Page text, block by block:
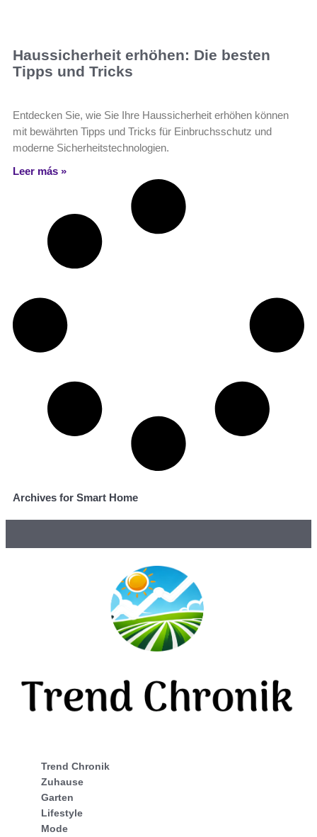
Haussicherheit erhöhen: Die besten
Tipps und Tricks
Entdecken Sie, wie Sie Ihre Haussicherheit erhöhen können
mit bewährten Tipps und Tricks für Einbruchsschutz und
moderne Sicherheitstechnologien.
Leer más »
Archives for Smart Home
Trend Chronik
Zuhause
Garten
Lifestyle
Mode